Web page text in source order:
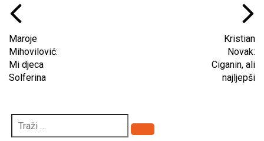
Maroje
Mihovilović:
Mi djeca
Solferina
Kristian
Novak:
Ciganin, ali
najljepši
Pretraži